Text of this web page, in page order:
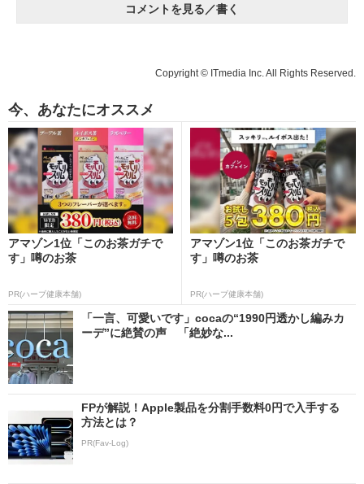
コメントを見る／書く
Copyright © ITmedia Inc. All Rights Reserved.
今、あなたにオススメ
アマゾン1位「このお茶ガチで
す」噂のお茶
PR(ハーブ健康本舗)
アマゾン1位「このお茶ガチで
す」噂のお茶
PR(ハーブ健康本舗)
「一言、可愛いです」cocaの“1990円透かし編みカ
ーデ”に絶賛の声 「絶妙な...
FPが解説！Apple製品を分割手数料0円で入手する
方法とは？
PR(Fav-Log)